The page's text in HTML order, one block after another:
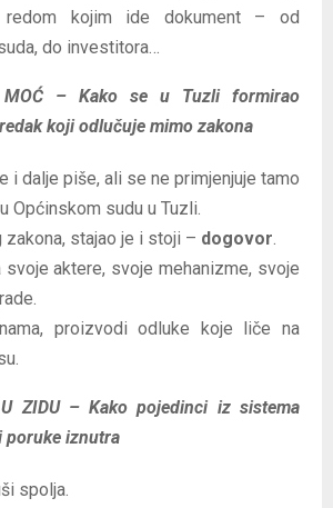
kojim ide dokument – od
do investitora…
MOĆ – Kako se u Tuzli formirao
koji odlučuje mimo zakona
i dalje piše, ali se ne primjenjuje tamo
Općinskom sudu u Tuzli.
stajao je i stoji – dogovor.
svoje aktere, svoje mehanizme, svoje
proizvodi odluke koje liče na
U ZIDU – Kako pojedinci iz sistema
poruke iznutra
spolja.